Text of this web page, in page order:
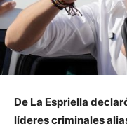
De La Espriella
líderes criminales alias